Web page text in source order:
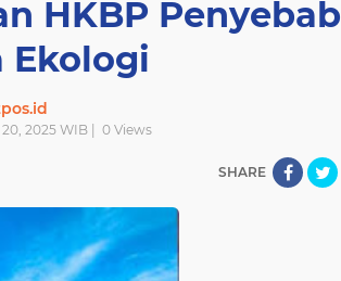
HKBP Penyebab
Ekologi
2025 WIB | 0 Views
SHARE